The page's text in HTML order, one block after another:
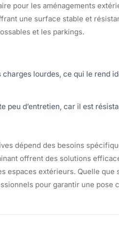
pour les aménagements
une surface stable et
et les parkings.
charges lourdes, ce qui le rend
peu d’entretien, car il est
dépend des besoins
offrent des solutions
espaces extérieurs. Quelle que
pour garantir une pose